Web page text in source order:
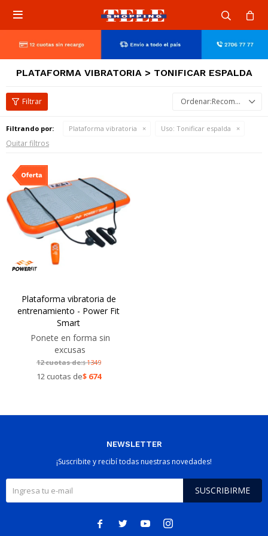

PLATAFORMA VIBRATORIA > TONIFICAR ESPALDA
Recomendados
Filtrando por: Plataforma vibratoria Uso: Tonificar espalda
Quitar filtros
Plataforma vibratoria de
entrenamiento - Power Fit
Smart
Ponete en forma sin
excusas
12 cuotas de:$1349
12 cuotas de$ 674
NEWSLETTER
¡Suscribite y recibí todas nuestras novedades!
SUSCRIBIRME
   